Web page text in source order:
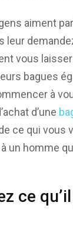
aiment
leur
vous
bagues
à
d’une
ce qui vous
un homme
ce